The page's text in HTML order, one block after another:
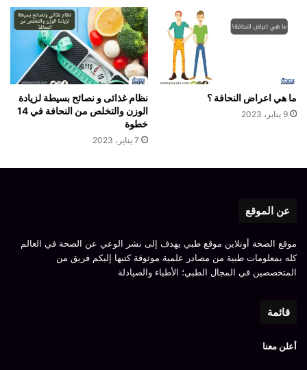
ما هي اعراض النحافة ؟
9 يناير، 2023
نظام غذائى و نصائح بسيطة لزيادة
الوزن والتخلص من النحافة في 14
خطوة
7 يناير، 2023
عن الموقع
موقع الصحة أونلاين موقع طبي يهدف إلى نشر الوعي عن الصحة في العالم
كله بمعلومات طبية من مصادر علمية موثوقة كتبها إليكم فريق من
المتخصصين في المجال الطبي؛ الأطباء والصيادلة
قائمة
أعلن معنا